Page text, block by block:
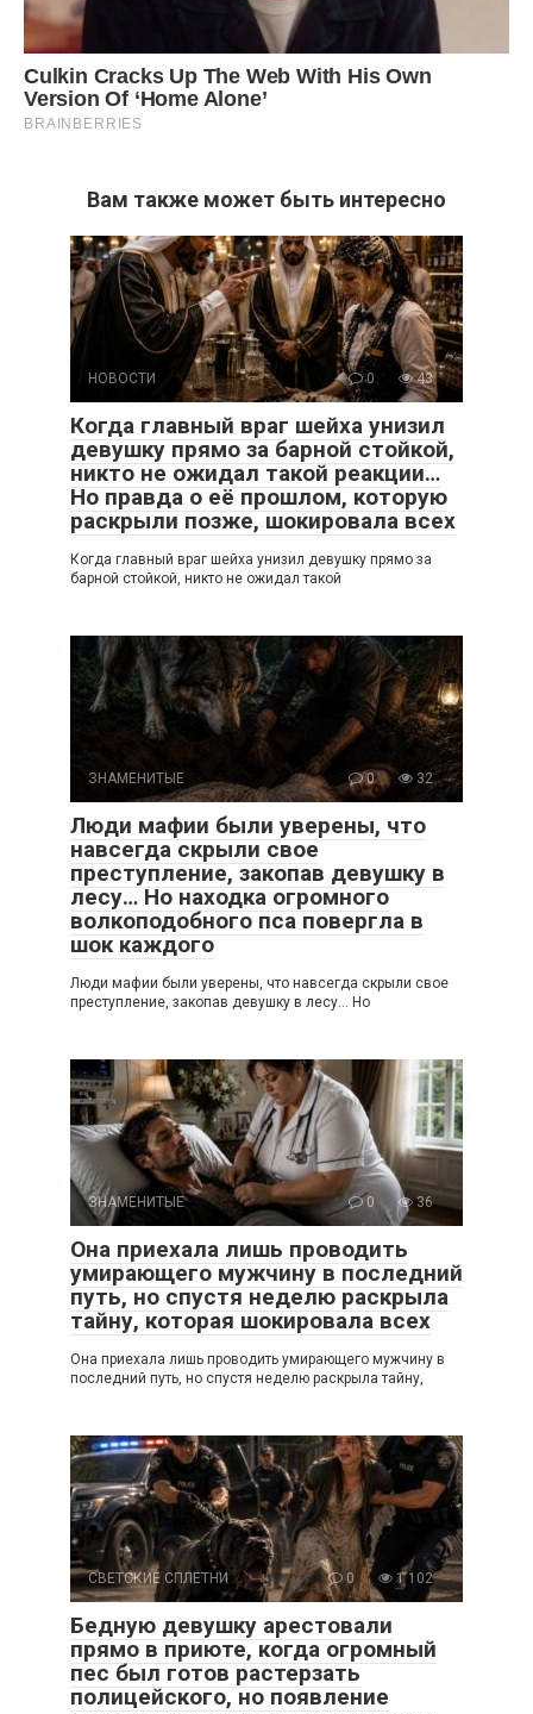
Вам также может быть интересно
НОВОСТИ 0 43
Когда главный враг шейха унизил
девушку прямо за барной стойкой,
никто не ожидал такой реакции…
Но правда о её прошлом, которую
раскрыли позже, шокировала всех
Когда главный враг шейха унизил девушку прямо за
барной стойкой, никто не ожидал такой
ЗНАМЕНИТЫЕ 0 32
Люди мафии были уверены, что
навсегда скрыли свое
преступление, закопав девушку в
лесу… Но находка огромного
волкоподобного пса повергла в
шок каждого
Люди мафии были уверены, что навсегда скрыли свое
преступление, закопав девушку в лесу… Но
ЗНАМЕНИТЫЕ 0 36
Она приехала лишь проводить
умирающего мужчину в последний
путь, но спустя неделю раскрыла
тайну, которая шокировала всех
Она приехала лишь проводить умирающего мужчину в
последний путь, но спустя неделю раскрыла тайну,
СВЕТСКИЕ СПЛЕТНИ 0 1 102
Бедную девушку арестовали
прямо в приюте, когда огромный
пес был готов растерзать
полицейского, но появление